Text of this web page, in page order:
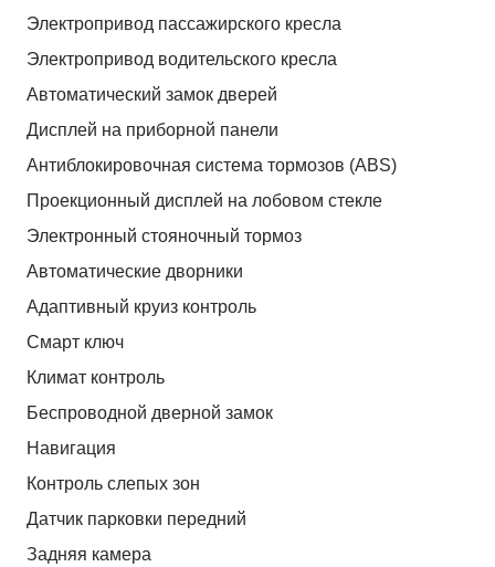
Электропривод пассажирского кресла
Электропривод водительского кресла
Автоматический замок дверей
Дисплей на приборной панели
Антиблокировочная система тормозов (ABS)
Проекционный дисплей на лобовом стекле
Электронный стояночный тормоз
Автоматические дворники
Адаптивный круиз контроль
Смарт ключ
Климат контроль
Беспроводной дверной замок
Навигация
Контроль слепых зон
Датчик парковки передний
Задняя камера